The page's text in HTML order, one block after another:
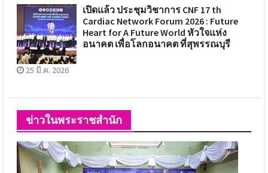
เปิดแล้ว ประชุมวิชาการ CNF 17 th
Cardiac Network Forum 2026 : Future
Heart for A Future World หัวใจแห่ง
อนาคต เพื่อโลกอนาคต ที่สุพรรณบุรี
25 มี.ค. 2026
ข่าวในพระราชสำนัก